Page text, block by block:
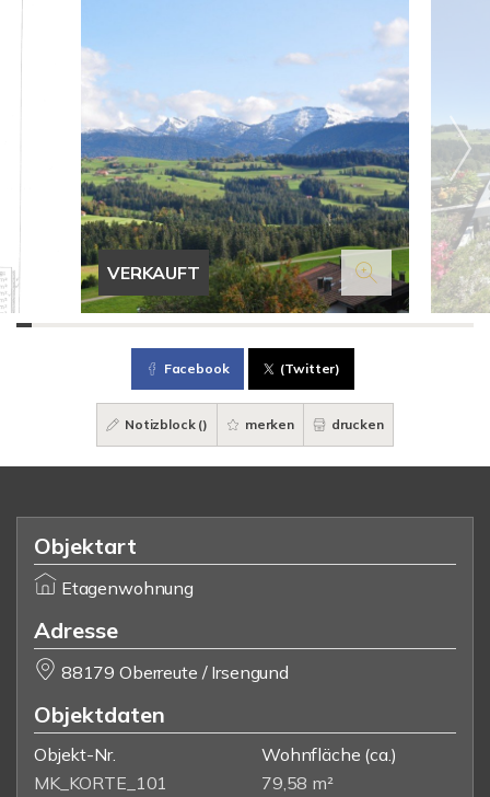
VERKAUFT
Facebook (Twitter)
Notizblock () merken drucken
Objektart
Etagenwohnung
Adresse
88179 Oberreute / Irsengund
Objektdaten
Objekt-Nr.
MK_KORTE_101
Wohnfläche (ca.)
79,58 m²